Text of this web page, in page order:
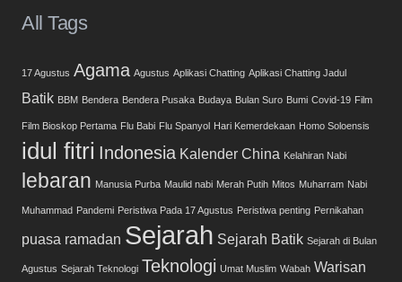
All Tags
17 Agustus Agama Agustus Aplikasi Chatting Aplikasi Chatting Jadul
Batik BBM Bendera Bendera Pusaka Budaya Bulan Suro Bumi Covid-19 Film
Film Bioskop Pertama Flu Babi Flu Spanyol Hari Kemerdekaan Homo Soloensis
idul fitri Indonesia Kalender China Kelahiran Nabi
lebaran Manusia Purba Maulid nabi Merah Putih Mitos Muharram Nabi
Muhammad Pandemi Peristiwa Pada 17 Agustus Peristiwa penting Pernikahan
puasa ramadan Sejarah Sejarah Batik Sejarah di Bulan
Agustus Sejarah Teknologi Teknologi Umat Muslim Wabah Warisan